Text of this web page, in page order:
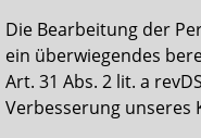
Die Bearbeitung der
ein überwiegendes
Art. 31 Abs. 2 lit. a
Verbesserung unseres